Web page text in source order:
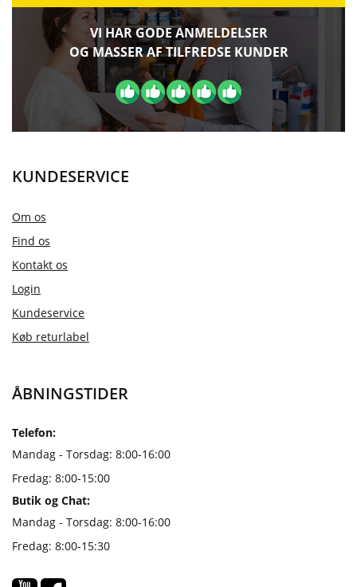
VI HAR GODE ANMELDELSER
OG MASSER AF TILFREDSE KUNDER
KUNDESERVICE
Om os
Find os
Kontakt os
Login
Kundeservice
Køb returlabel
ÅBNINGSTIDER
Telefon:
Mandag - Torsdag: 8:00-16:00
Fredag: 8:00-15:00
Butik og Chat:
Mandag - Torsdag: 8:00-16:00
Fredag: 8:00-15:30